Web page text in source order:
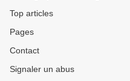
Top articles
Pages
Contact
Signaler un abus